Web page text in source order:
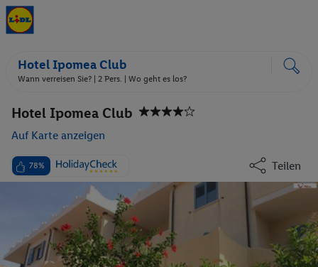
Hotel Ipomea Club
Wann verreisen Sie? | 2 Pers. | Wo geht es los?
Hotel Ipomea Club
Auf Karte anzeigen
78% Teilen